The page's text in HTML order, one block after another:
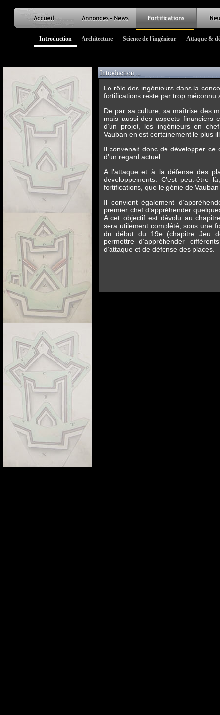
Le rôle des ingénieurs dans la
fortifications reste par trop méconnu
De par sa culture, sa maîtrise des
mais aussi des aspects financiers
d’un projet, les ingénieurs en
Vauban en est certainement le plus
Il convenait donc de développer ce
d’un regard actuel.
A l’attaque et à la défense des
développements. C’est peut-être
fortifications, que le génie de Vauban
Il convient également
premier chef d’appréhender
A cet objectif est dévolu au
sera utilement complété, sous une
du début du 19e (chapitre Jeu
permettre d’appréhender
d’attaque et de défense des places.
Introduction Architecture Science de l'ingénieur Attaque &